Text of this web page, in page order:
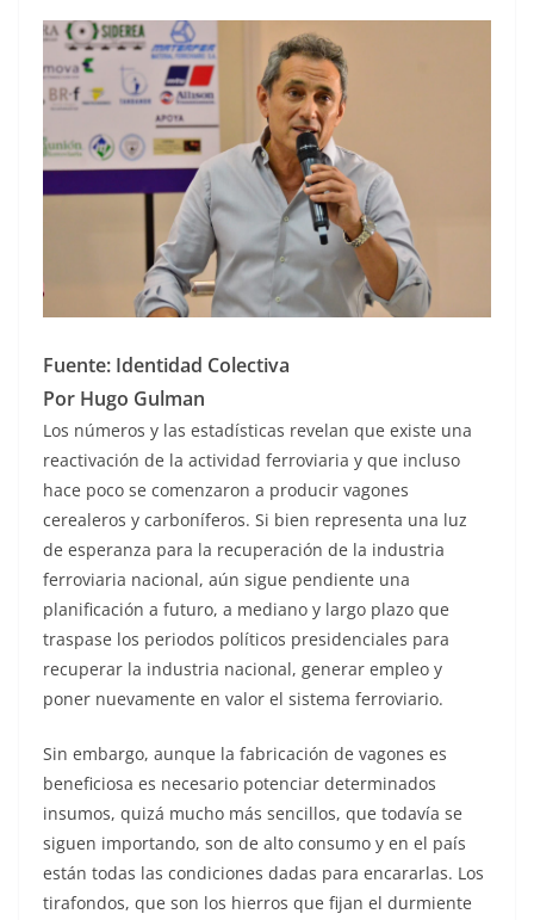
Fuente: Identidad Colectiva
Por Hugo Gulman
Los números y las estadísticas revelan que existe una
reactivación de la actividad ferroviaria y que incluso
hace poco se comenzaron a producir vagones
cerealeros y carboníferos. Si bien representa una luz
de esperanza para la recuperación de la industria
ferroviaria nacional, aún sigue pendiente una
planificación a futuro, a mediano y largo plazo que
traspase los periodos políticos presidenciales para
recuperar la industria nacional, generar empleo y
poner nuevamente en valor el sistema ferroviario.
Sin embargo, aunque la fabricación de vagones es
beneficiosa es necesario potenciar determinados
insumos, quizá mucho más sencillos, que todavía se
siguen importando, son de alto consumo y en el país
están todas las condiciones dadas para encararlas. Los
tirafondos, que son los hierros que fijan el durmiente